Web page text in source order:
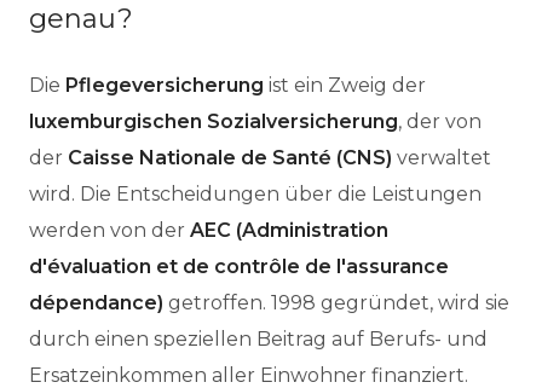
genau?
Die Pflegeversicherung ist ein Zweig der
luxemburgischen Sozialversicherung, der von
der Caisse Nationale de Santé (CNS) verwaltet
wird. Die Entscheidungen über die Leistungen
werden von der AEC (Administration
d'évaluation et de contrôle de l'assurance
dépendance) getroffen. 1998 gegründet, wird sie
durch einen speziellen Beitrag auf Berufs- und
Ersatzeinkommen aller Einwohner finanziert.